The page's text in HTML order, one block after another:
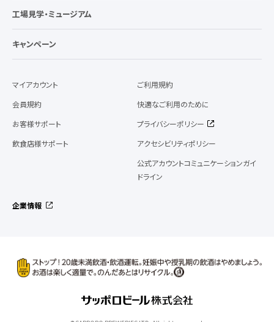
工場見学・ミュージアム
キャンペーン
マイアカウント
会員規約
お客様サポート
飲食店様サポート
ご利用規約
快適なご利用のために
プライバシーポリシー
アクセシビリティポリシー
公式アカウントコミュニケーションガイ
ドライン
企業情報